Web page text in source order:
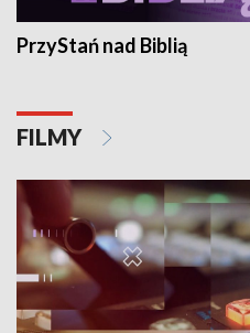
PrzyStań nad Biblią
FILMY